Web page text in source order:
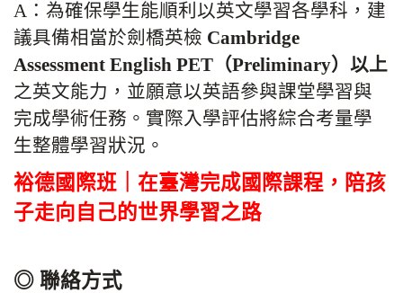
A：為確保學生能順利以英文學習各學科，建
議具備相當於劍橋英檢 Cambridge
Assessment English PET（Preliminary）以上
之英文能力，並願意以英語參與課堂學習與
完成學術任務。實際入學評估將綜合考量學
生整體學習狀況。
裕德國際班｜在臺灣完成國際課程，陪孩
子走向自己的世界學習之路
◎ 聯絡方式